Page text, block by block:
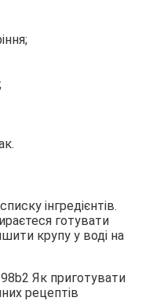
інгредієнтів.
готувати
крупу у воді на